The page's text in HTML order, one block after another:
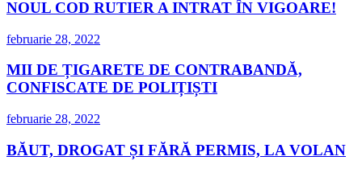
NOUL COD RUTIER A INTRAT ÎN VIGOARE!
februarie 28, 2022
MII DE ȚIGARETE DE CONTRABANDĂ,
CONFISCATE DE POLIȚIȘTI
februarie 28, 2022
BĂUT, DROGAT ȘI FĂRĂ PERMIS, LA VOLAN